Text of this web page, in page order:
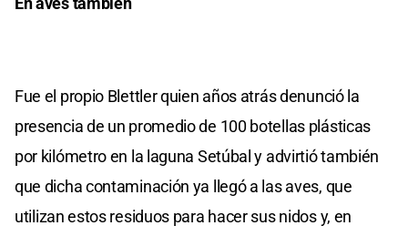
Fue el propio Blettler quien años atrás denunció la
presencia de un promedio de 100 botellas plásticas
por kilómetro en la laguna Setúbal y advirtió también
que dicha contaminación ya llegó a las aves, que
utilizan estos residuos para hacer sus nidos y, en